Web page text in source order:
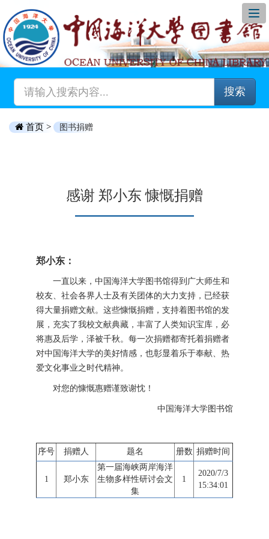
搜索
首页 > 图书捐赠
感谢 郑小东 慷慨捐赠
郑小东：
一直以来，中国海洋大学图书馆得到广大师生和
校友、社会各界人士及有关团体的大力支持，已经获
得大量捐赠文献。这些慷慨捐赠，支持着图书馆的发
展，充实了我校文献典藏，丰富了人类知识宝库，必
将惠及后学，泽被千秋。每一次捐赠都寄托着捐赠者
对中国海洋大学的美好情感，也彰显着乐于奉献、热
爱文化事业之时代精神。
对您的慷慨惠赠谨致谢忱！
中国海洋大学图书馆
序号 捐赠人 题名 册数 捐赠时间
1 郑小东
第一届海峡两岸海洋
生物多样性研讨会文
集
1
2020/7/3
15:34:01